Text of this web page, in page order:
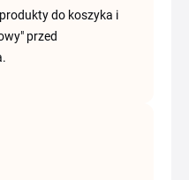
do koszyka i
przed